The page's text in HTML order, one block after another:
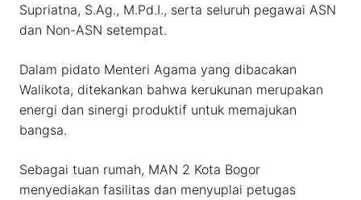
Supriatna, S.Ag., M.Pd.I., serta seluruh pegawai ASN
dan Non-ASN setempat.
Dalam pidato Menteri Agama yang dibacakan
Walikota, ditekankan bahwa kerukunan merupakan
energi dan sinergi produktif untuk memajukan
bangsa.
Sebagai tuan rumah, MAN 2 Kota Bogor
menyediakan fasilitas dan menyuplai petugas